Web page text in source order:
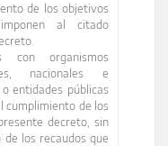
de los objetivos
al citado
con organismos
nacionales e
entidades públicas
cumplimiento de los
decreto, sin
los recaudos que